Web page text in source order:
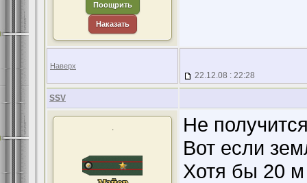
Поощрить
Наказать
Наверх
22.12.08 : 22:28
SSV
.
Не
Вот если
Хотя бы 20